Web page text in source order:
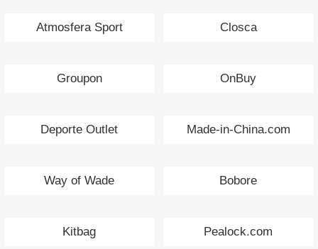
Atmosfera Sport Closca
Groupon OnBuy
Deporte Outlet Made-in-China.com
Way of Wade Bobore
Kitbag Pealock.com